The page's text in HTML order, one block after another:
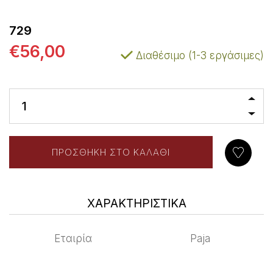
729
€56,00 Διαθέσιμο (1-3 εργάσιμες)
ΧΑΡΑΚΤΗΡΙΣΤΙΚΑ
Εταιρία Paja